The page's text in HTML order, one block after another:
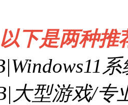
下是两种推
大型游戏/专